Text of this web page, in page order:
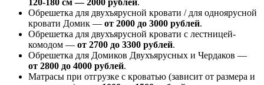
Обрешетка для двухъярусной кровати / для одноярусной
кровати Домик — от 2000 до 3000 рублей.
Обрешетка для двухъярусной кровати с лестницей-
комодом — от 2700 до 3300 рублей.
Обрешетка для Домиков Двухъярусных и Чердаков —
от 2800 до 4000 рублей.
Матрасы при отгрузке с кроватью (зависит от размера и